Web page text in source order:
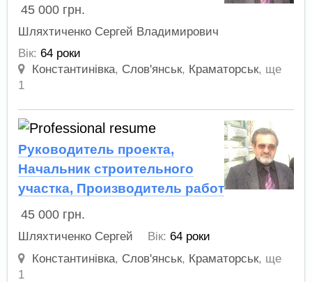
45 000 грн.
Шляхтиченко Cергей Владимирович
Вік: 64 роки
Константинівка, Слов'янськ, Краматорськ, ще
1
Руководитель проекта,
Начальник строительного
участка, Производитель работ
45 000 грн.
Шляхтиченко Cергей Вік: 64 роки
Константинівка, Слов'янськ, Краматорськ, ще
1